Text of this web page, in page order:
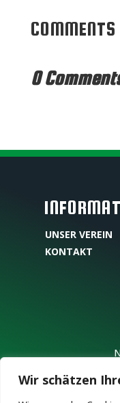
Wir schätzen
COMMENTS
0
UNSER VEREIN
KONTAKT